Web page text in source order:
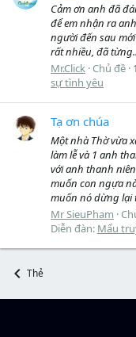
Cảm ơn anh đã
để em nhận ra
người đến sau
rất nhiều, đã
Mr.Click Chủ đề
sự tình yêu
Tạ ơn chúa
Một nhà Thờ vừa
làm lễ và 1 anh
với anh thanh
muốn con ngựa
muốn nó dừng lại
Mr SieuPham
Diễn đàn: Mẩu
Thẻ